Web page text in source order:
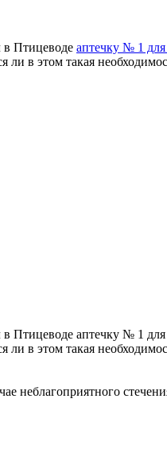
в Птицеводе аптечку № 1
в этом такая
Птицеводе аптечку № 1
в этом такая
неблагоприятного